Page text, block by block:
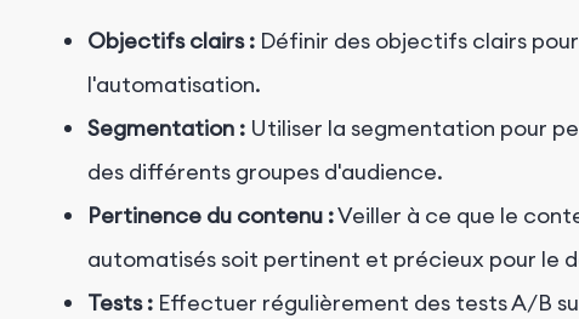
Objectifs clairs : Définir des objectifs clairs
l'automatisation.
Segmentation : Utiliser la segmentation pour
des différents groupes d'audience.
Pertinence du contenu :Veiller à ce que le
automatisés soit pertinent et précieux pour le
Tests : Effectuer régulièrement des tests A/B